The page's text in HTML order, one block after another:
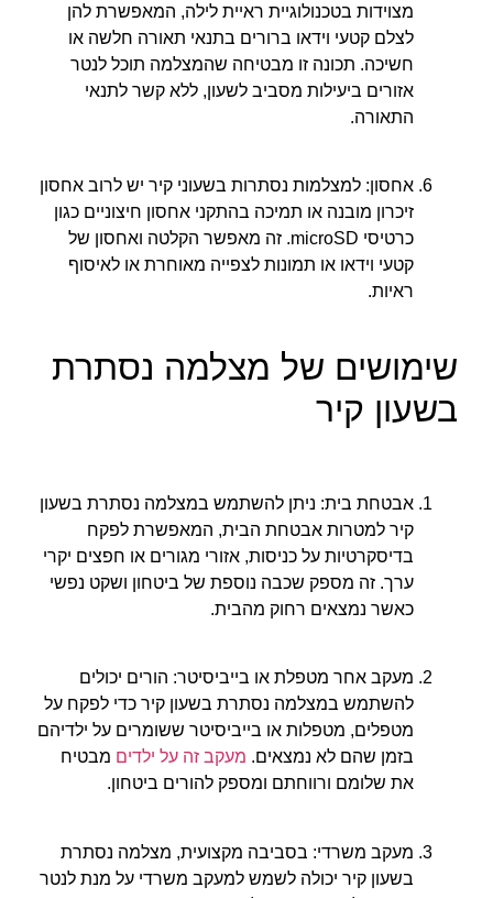
מצוידות בטכנולוגיית ראיית לילה, המאפשרת להן
לצלם קטעי וידאו ברורים בתנאי תאורה חלשה או
חשיכה. תכונה זו מבטיחה שהמצלמה תוכל לנטר
אזורים ביעילות מסביב לשעון, ללא קשר לתנאי
התאורה.
אחסון: למצלמות נסתרות בשעוני קיר יש לרוב אחסון
זיכרון מובנה או תמיכה בהתקני אחסון חיצוניים כגון
כרטיסי microSD. זה מאפשר הקלטה ואחסון של
קטעי וידאו או תמונות לצפייה מאוחרת או לאיסוף
ראיות.
שימושים של מצלמה נסתרת
בשעון קיר
אבטחת בית: ניתן להשתמש במצלמה נסתרת בשעון
קיר למטרות אבטחת הבית, המאפשרת לפקח
בדיסקרטיות על כניסות, אזורי מגורים או חפצים יקרי
ערך. זה מספק שכבה נוספת של ביטחון ושקט נפשי
כאשר נמצאים רחוק מהבית.
מעקב אחר מטפלת או בייביסיטר: הורים יכולים
להשתמש במצלמה נסתרת בשעון קיר כדי לפקח על
מטפלים, מטפלות או בייביסיטר ששומרים על ילדיהם
בזמן שהם לא נמצאים. מעקב זה על ילדים מבטיח
את שלומם ורווחתם ומספק להורים ביטחון.
מעקב משרדי: בסביבה מקצועית, מצלמה נסתרת
בשעון קיר יכולה לשמש למעקב משרדי על מנת לנטר